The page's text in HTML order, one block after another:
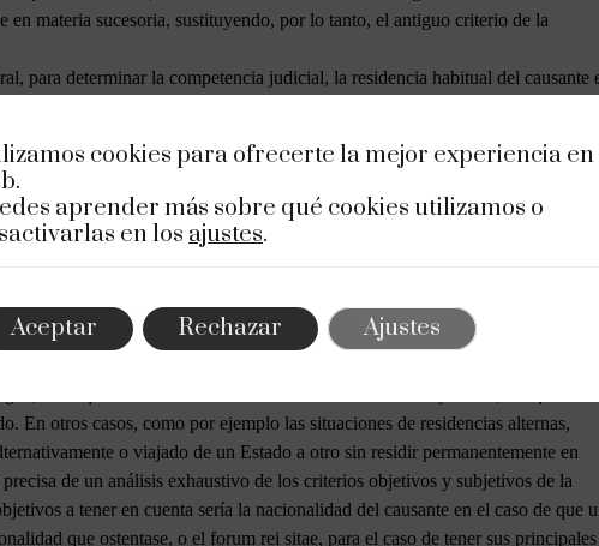
materia sucesoria, sustituyendo, por lo tanto, el antiguo criterio de la
para determinar la competencia judicial, la residencia habitual del causante
movilidad de los ciudadanos en el seno de la Unión Europea y con la
en la integridad del territorio de la Unión garantizando, para ello, que exista
Miembro en que se ejerce la competencia para conocer de ella. Los
estrecha y estable, deberán proceder a una evaluación general de las
a su fallecimiento y en el momento del mismo, tomando en
los hechos pertinentes, en particular la duración y la regularidad de la
las condiciones y los motivos de dicha presencia (animus manendi).
del causante puede ser una tarea muy compleja y densa. Ese sería el
su residencia a otro país por motivos profesionales o económicos, pero
de su nacionalidad. En esas situaciones, podría considerarse que el
en el que estaba situado su centro de interés familiar y social, aunque su
En otros casos, como por ejemplo las situaciones de residencias alternas,
o viajado de un Estado a otro sin residir permanentemente en
de un análisis exhaustivo de los criterios objetivos y subjetivos de la
a tener en cuenta sería la nacionalidad del causante en el caso de que
que ostentase, o el forum rei sitae, para el caso de tener sus principales
cookies para ofrecerte la mejor experiencia
aprender más sobre qué cookies utilizamos o
en los ajustes.
Aceptar Rechazar Ajustes